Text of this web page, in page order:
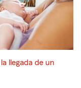
llegada de un